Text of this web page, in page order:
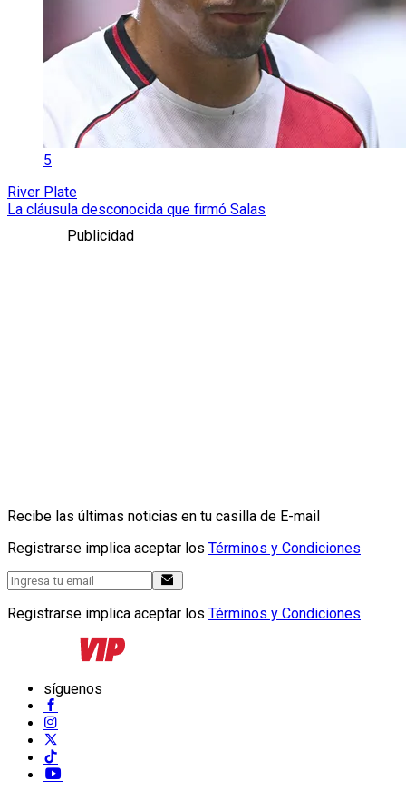
5
River Plate
La cláusula desconocida que firmó Salas
Publicidad
Recibe las últimas noticias en tu casilla de E-mail
Registrarse implica aceptar los Términos y Condiciones
Registrarse implica aceptar los Términos y Condiciones
síguenos